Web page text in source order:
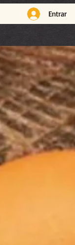
Entrar